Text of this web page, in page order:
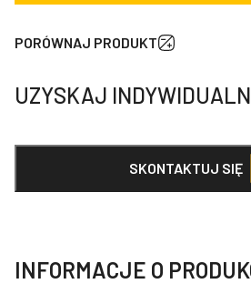
PORÓWNAJ PRODUKT
UZYSKAJ
SKONTAKTUJ SIĘ
INFORMACJE O